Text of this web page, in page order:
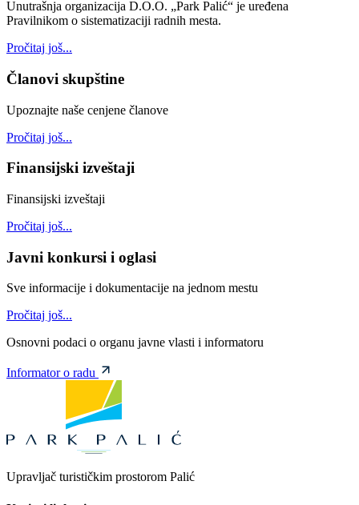
Unutrašnja organizacija D.O.O. „Park Palić“ je uređena
Pravilnikom o sistematizaciji radnih mesta.
Pročitaj još...
Članovi skupštine
Upoznajte naše cenjene članove
Pročitaj još...
Finansijski izveštaji
Finansijski izveštaji
Pročitaj još...
Javni konkursi i oglasi
Sve informacije i dokumentacije na jednom mestu
Pročitaj još...
Osnovni podaci o organu javne vlasti i informatoru
Informator o radu
Upravljač turističkim prostorom Palić